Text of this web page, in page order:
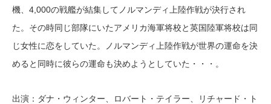
機、4,000の戦艦が結集してノルマンディ上陸作戦が決行され
た。その時同じ部隊にいたアメリカ海軍将校と英国陸軍将校は同
じ女性に恋をしていた。ノルマンディ上陸作戦が世界の運命を決
めると同時に彼らの運命も決めようとしていた・・・。
出演：ダナ・ウィンター、ロバート・テイラー、リチャード・ト